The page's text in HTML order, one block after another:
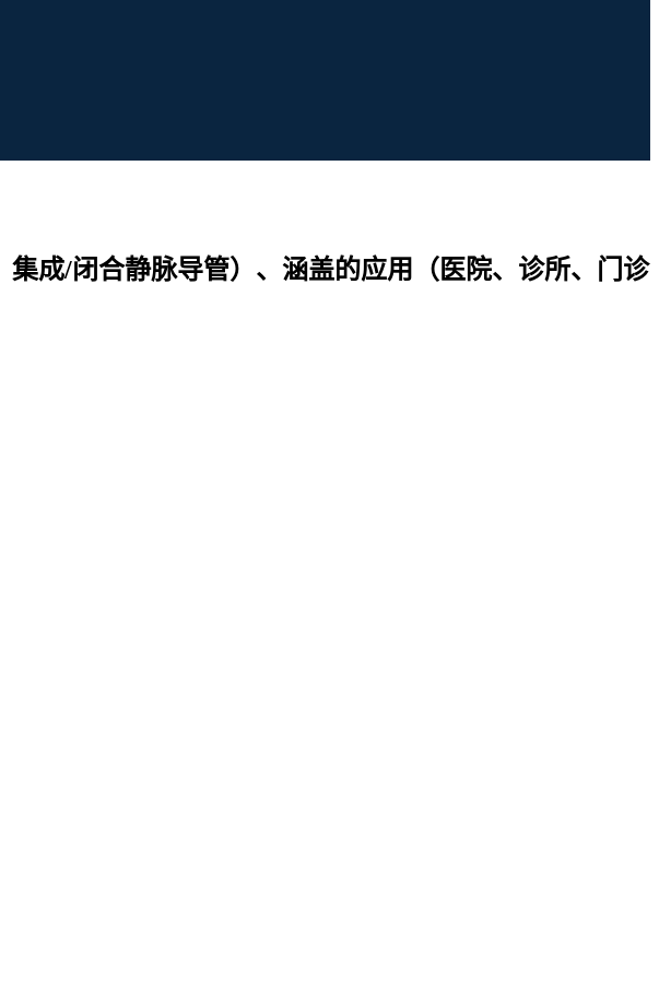
成/闭合静脉导管）、涵盖的应用（医院、诊所、门诊